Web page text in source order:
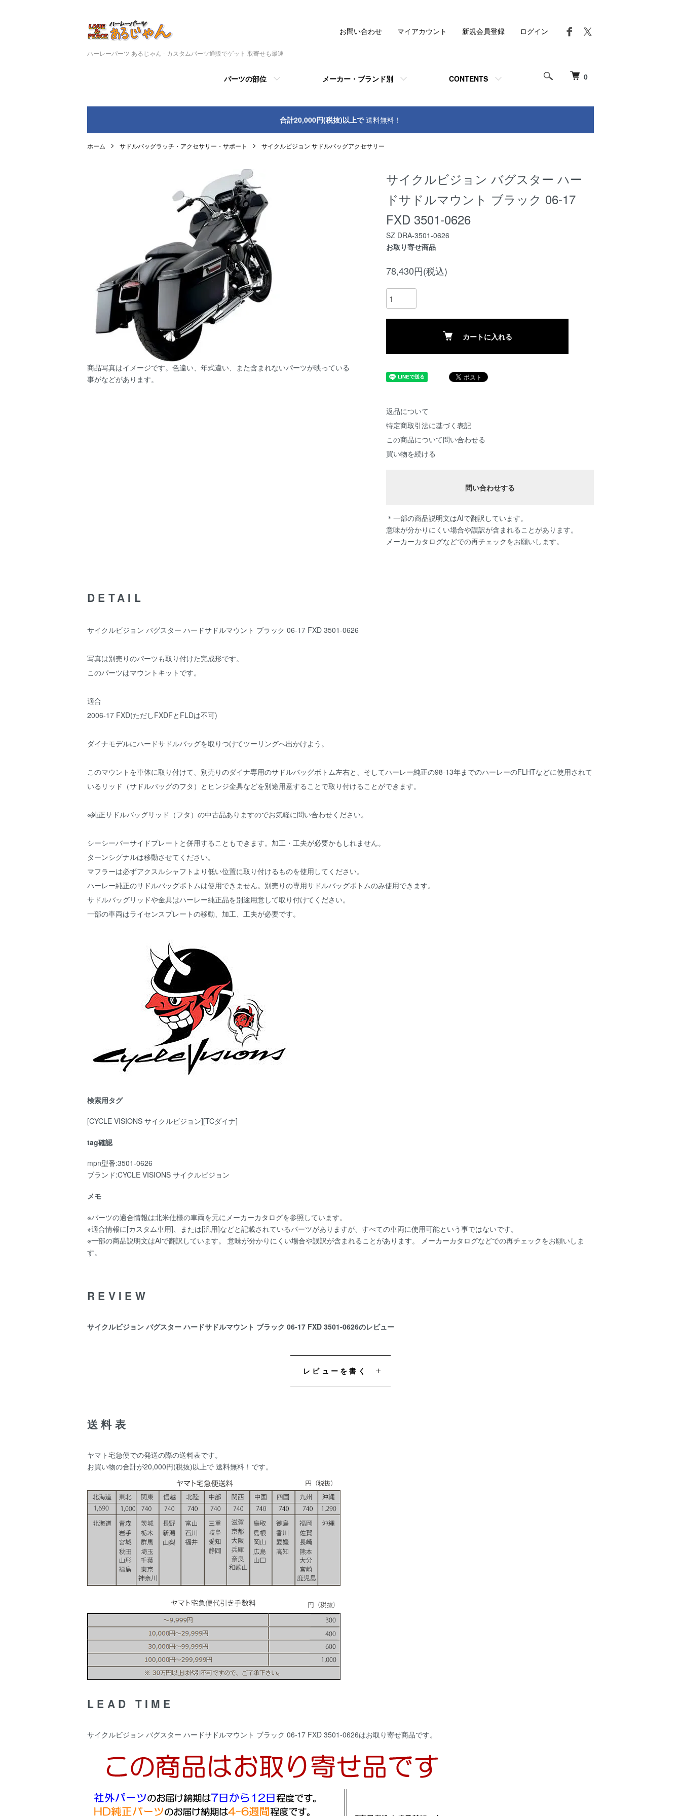
ハーレーパーツ あるじゃん - カスタムパーツ通販でゲット 取寄せも最速
0
パーツの部位 メーカー・ブランド別 CONTENTS
お問い合わせ マイアカウント 新規会員登録 ログイン
合計20,000円(税抜)以上で送料無料！
ホーム サドルバッグラッチ・アクセサリー・サポート サイクルビジョン サドルバッグアクセサリー
商品写真はイメージです。色違い、年式違い、また含まれないパーツが映っている
事がなどがあります。
サイクルビジョン バグスター ハー
ドサドルマウント ブラック 06-17
FXD 3501-0626
SZ DRA-3501-0626
お取り寄せ商品
78,430円(税込)
カートに入れる
返品について
特定商取引法に基づく表記
この商品について問い合わせる
買い物を続ける
問い合わせする
＊一部の商品説明文はAIで翻訳しています。
意味が分かりにくい場合や誤訳が含まれることがあります。
メーカーカタログなどでの再チェックをお願いします。
DETAIL
サイクルビジョン バグスター ハードサドルマウント ブラック 06-17 FXD 3501-0626
写真は別売りのパーツも取り付けた完成形です。
このパーツはマウントキットです。
適合
2006-17 FXD(ただしFXDFとFLDは不可)
ダイナモデルにハードサドルバッグを取りつけてツーリングへ出かけよう。
このマウントを車体に取り付けて、別売りのダイナ専用のサドルバッグボトム左右と、そしてハーレー純正の98-13年までのハーレーのFLHTなどに使用されて
いるリッド（サドルバッグのフタ）とヒンジ金具などを別途用意することで取り付けることができます。
※純正サドルバッグリッド（フタ）の中古品ありますのでお気軽に問い合わせください。
シーシーバーサイドプレートと併用することもできます。加工・工夫が必要かもしれません。
ターンシグナルは移動させてください。
マフラーは必ずアクスルシャフトより低い位置に取り付けるものを使用してください。
ハーレー純正のサドルバッグボトムは使用できません。別売りの専用サドルバッグボトムのみ使用できます。
サドルバッグリッドや金具はハーレー純正品を別途用意して取り付けてください。
一部の車両はライセンスプレートの移動、加工、工夫が必要です。
検索用タグ
[CYCLE VISIONS サイクルビジョン][TCダイナ]
tag確認
mpn型番:3501-0626
ブランド:CYCLE VISIONS サイクルビジョン
メモ
※パーツの適合情報は北米仕様の車両を元にメーカーカタログを参照しています。
※適合情報に[カスタム車用]、または[汎用]などと記載されているパーツがありますが、すべての車両に使用可能という事ではないです。
※一部の商品説明文はAIで翻訳しています。 意味が分かりにくい場合や誤訳が含まれることがあります。 メーカーカタログなどでの再チェックをお願いしま
す。
REVIEW
サイクルビジョン バグスター ハードサドルマウント ブラック 06-17 FXD 3501-0626のレビュー
レビューを書く
送料表
ヤマト宅急便での発送の際の送料表です。
お買い物の合計が20,000円(税抜)以上で 送料無料！です。
LEAD TIME
サイクルビジョン バグスター ハードサドルマウント ブラック 06-17 FXD 3501-0626はお取り寄せ商品です。